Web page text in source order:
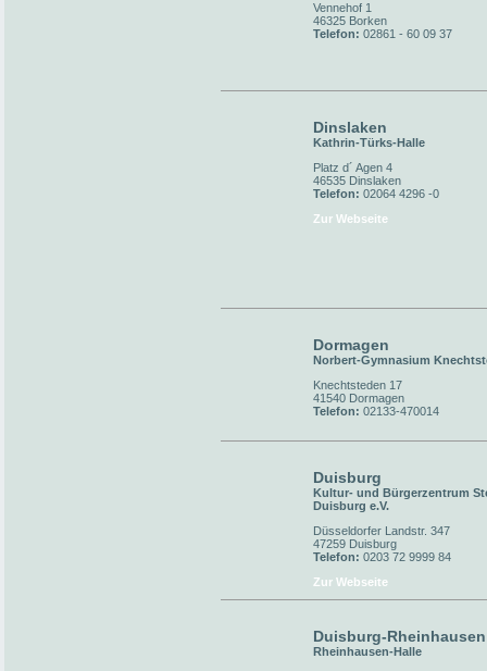
Vennehof 1
46325 Borken
Telefon: 02861 - 60 09 37
Dinslaken
Kathrin-Türks-Halle
Platz d´ Agen 4
46535 Dinslaken
Telefon: 02064 4296 -0
Zur Webseite
Dormagen
Norbert-Gymnasium
Knechtsteden 17
41540 Dormagen
Telefon: 02133-470014
Duisburg
Kultur- und Bürgerzentrum
Duisburg e.V.
Düsseldorfer Landstr. 347
47259 Duisburg
Telefon: 0203 72 9999 84
Zur Webseite
Duisburg-Rheinhausen
Rheinhausen-Halle